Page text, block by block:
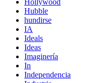
Hollywood
Hubble
hundirse
IA
Ideals
Ideas
Imaginería
In
Independencia